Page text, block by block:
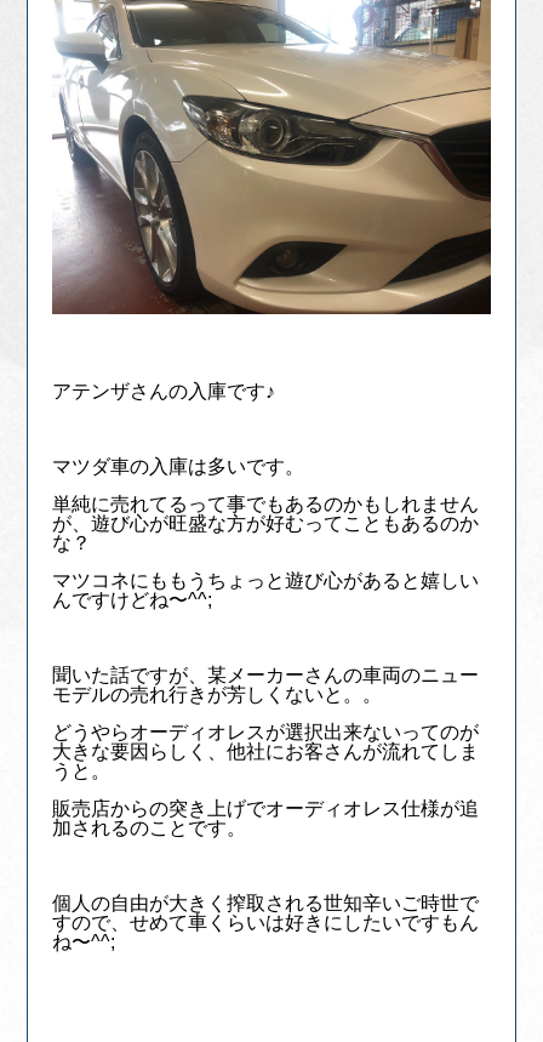
アテンザさんの入庫です♪
マツダ車の入庫は多いです。
単純に売れてるって事でもあるのかもしれません
が、遊び心が旺盛な方が好むってこともあるのか
な？
マツコネにももうちょっと遊び心があると嬉しい
んですけどね〜^^;
聞いた話ですが、某メーカーさんの車両のニュー
モデルの売れ行きが芳しくないと。。
どうやらオーディオレスが選択出来ないってのが
大きな要因らしく、他社にお客さんが流れてしま
うと。
販売店からの突き上げでオーディオレス仕様が追
加されるのことです。
個人の自由が大きく搾取される世知辛いご時世で
すので、せめて車くらいは好きにしたいですもん
ね〜^^;